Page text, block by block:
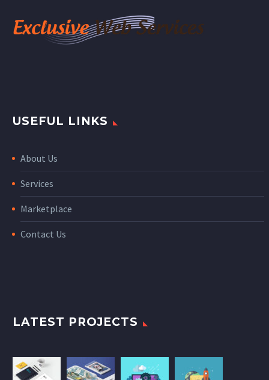
USEFUL LINKS
About Us
Services
Marketplace
Contact Us
LATEST PROJECTS